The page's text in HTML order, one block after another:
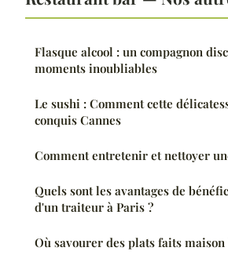
Flasque alcool : un compagnon
moments inoubliables
Le sushi : Comment cette
conquis Cannes
Comment entretenir et nettoyer
Quels sont les avantages de
d'un traiteur à Paris ?
Où savourer des plats faits maison